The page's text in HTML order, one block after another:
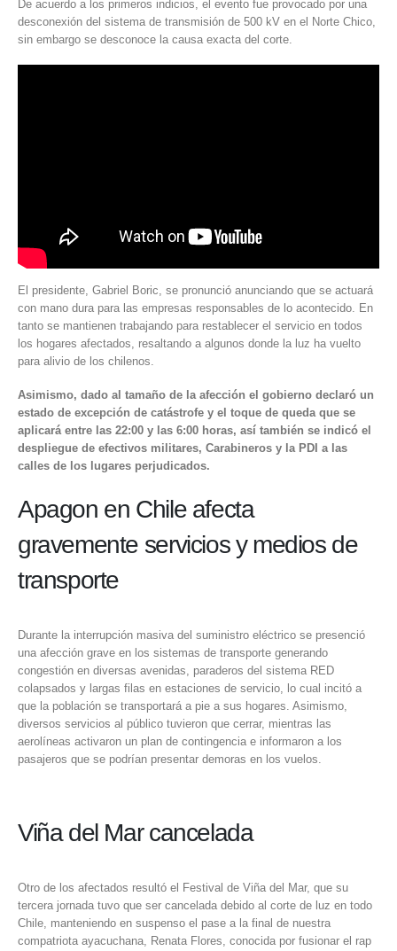
De acuerdo a los primeros indicios, el evento fue provocado por una
desconexión del sistema de transmisión de 500 kV en el Norte Chico,
sin embargo se desconoce la causa exacta del corte.
El presidente, Gabriel Boric , se pronunció anunciando que se actuará
con mano dura para las empresas responsables de lo acontecido. En
tanto se mantienen trabajando para restablecer el servicio en todos
los hogares afectados, resaltando a algunos donde la luz ha vuelto
para alivio de los chilenos.
Asimismo, dado al tamaño de la afección el gobierno declaró un
estado de excepción de catástrofe y el toque de queda que se
aplicará entre las 22:00 y las 6:00 horas, así también se indicó el
despliegue de efectivos militares, Carabineros y la PDI a las
calles de los lugares perjudicados.
Apagon en Chile afecta
gravemente servicios y medios de
transporte
Durante la interrupción masiva del suministro eléctrico se presenció
una afección grave en los sistemas de transporte generando
congestión en diversas avenidas, paraderos del sistema RED
colapsados y largas filas en estaciones de servicio, lo cual incitó a
que la población se transportará a pie a sus hogares. Asimismo,
diversos servicios al público tuvieron que cerrar, mientras las
aerolíneas activaron un plan de contingencia e informaron a los
pasajeros que se podrían presentar demoras en los vuelos.
Viña del Mar cancelada
Otro de los afectados resultó el Festival de Viña del Mar, que su
tercera jornada tuvo que ser cancelada debido al corte de luz en todo
Chile, manteniendo en suspenso el pase a la final de nuestra
compatriota ayacuchana, Renata Flores, conocida por fusionar el rap